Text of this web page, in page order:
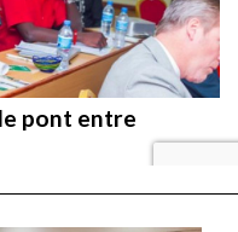
pont entre